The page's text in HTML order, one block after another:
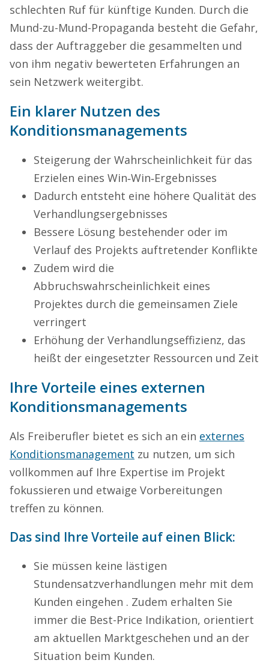
schlechten Ruf für künftige Kunden. Durch die
Mund-zu-Mund-Propaganda besteht die Gefahr,
dass der Auftraggeber die gesammelten und
von ihm negativ bewerteten Erfahrungen an
sein Netzwerk weitergibt.
Ein klarer Nutzen des
Konditionsmanagements
Steigerung der Wahrscheinlichkeit für das
Erzielen eines Win‐Win‐Ergebnisses
Dadurch entsteht eine höhere Qualität des
Verhandlungsergebnisses
Bessere Lösung bestehender oder im
Verlauf des Projekts auftretender Konflikte
Zudem wird die
Abbruchswahrscheinlichkeit eines
Projektes durch die gemeinsamen Ziele
verringert
Erhöhung der Verhandlungseffizienz, das
heißt der eingesetzter Ressourcen und Zeit
Ihre Vorteile eines externen
Konditionsmanagements
Als Freiberufler bietet es sich an ein externes
Konditionsmanagement zu nutzen, um sich
vollkommen auf Ihre Expertise im Projekt
fokussieren und etwaige Vorbereitungen
treffen zu können.
Das sind Ihre Vorteile auf einen Blick:
Sie müssen keine lästigen
Stundensatzverhandlungen mehr mit dem
Kunden eingehen . Zudem erhalten Sie
immer die Best-Price Indikation, orientiert
am aktuellen Marktgeschehen und an der
Situation beim Kunden.